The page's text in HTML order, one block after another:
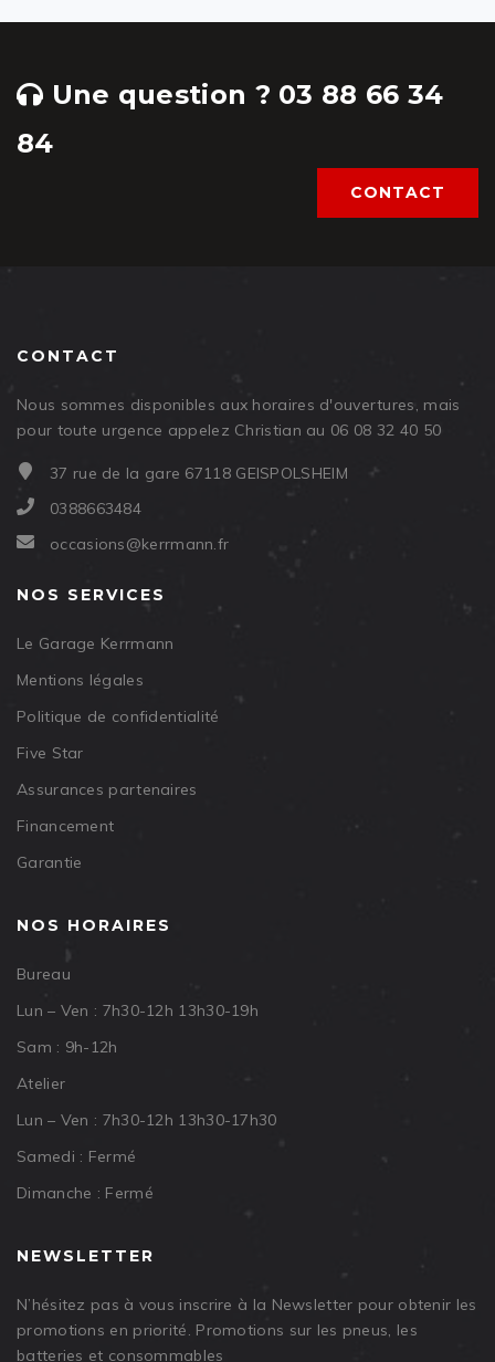
Une question ? 03 88 66 34
84
CONTACT
CONTACT
Nous sommes disponibles aux horaires d'ouvertures, mais
pour toute urgence appelez Christian au 06 08 32 40 50
37 rue de la gare 67118 GEISPOLSHEIM
0388663484
occasions@kerrmann.fr
NOS SERVICES
Le Garage Kerrmann
Mentions légales
Politique de confidentialité
Five Star
Assurances partenaires
Financement
Garantie
NOS HORAIRES
Bureau
Lun – Ven : 7h30-12h 13h30-19h
Sam : 9h-12h
Atelier
Lun – Ven : 7h30-12h 13h30-17h30
Samedi : Fermé
Dimanche : Fermé
NEWSLETTER
N’hésitez pas à vous inscrire à la Newsletter pour obtenir les
promotions en priorité. Promotions sur les pneus, les
batteries et consommables